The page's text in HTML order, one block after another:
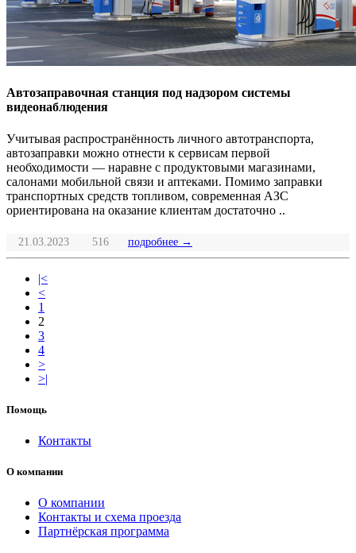
Автозаправочная станция под надзором системы
видеонаблюдения
Учитывая распространённость личного автотранспорта,
автозаправки можно отнести к сервисам первой
необходимости — наравне с продуктовыми магазинами,
салонами мобильной связи и аптеками. Помимо заправки
транспортных средств топливом, современная АЗС
ориентирована на оказание клиентам достаточно ..
21.03.2023 516 подробнее →
|<
<
1
2
3
4
>
>|
Помощь
Контакты
О компании
О компании
Контакты и схема проезда
Партнёрская программа